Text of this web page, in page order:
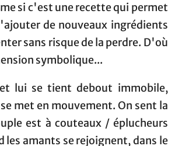
si c'est une recette qui permet
de nouveaux ingrédients
sans risque de la perdre. D'où
symbolique...
lui se tient debout immobile,
met en mouvement. On sent la
est à couteaux / éplucheurs
les amants se rejoignent, dans le